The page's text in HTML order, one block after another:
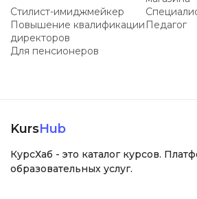
Стилист-имиджмейкер
Повышение квалификации
директоров
Педагог
Для пенсионеров
KursHub
КурсХаб - это каталог курсов.
образовательных услуг.